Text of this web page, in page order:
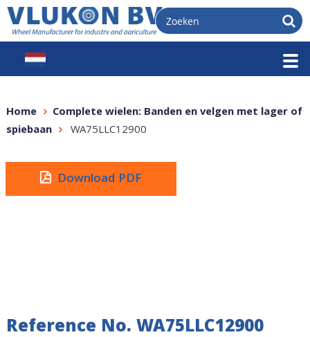
Home
Complete wielen: Banden en velgen met lager of
spiebaan
WA75LLC12900
Download PDF
Reference No. WA75LLC12900